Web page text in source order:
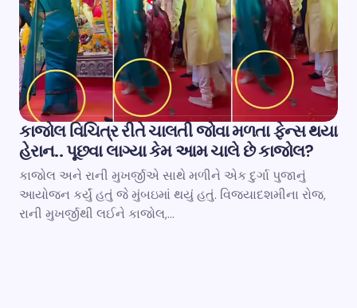
કાજોલ વિચિત્ર રીતે ચાલતી જોવા મળતા ફેન્સ થયા
હેરાન.. પૂછવા લાગ્યા કેમ આમ ચાલે છે કાજોલ?
કાજોલ અને રાની મુખર્જીએ સાથે મળીને એક દુર્ગા પુજાનું
આયોજન કર્યું હતું જે મુંબઇમાં થયું હતું. વિજયાદશમીના રોજ,
રાની મુખર્જીથી લઈને કાજોલ,…